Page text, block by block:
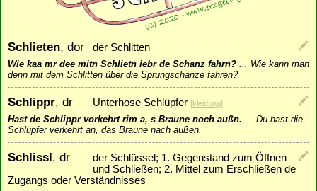
Schlieten, dor der Schlitten
Wie kaa mr dee mitn Schlietn iebr de Schanz fahrn? ... Wie kann man
denn mit dem Schlitten über die Sprungschanze fahren?
Schlippr, dr Unterhose Schlüpfer [kleidung]
Hast de Schlippr vorkehrt rim a, s Braune noch außn. ... Du hast die
Schlüpfer verkehrt an, das Braune nach außen.
Schlissl, dr
der Schlüssel; 1. Gegenstand zum Öffnen
und Schließen; 2. Mittel zum Erschließen de
Zugangs oder Verständnisses